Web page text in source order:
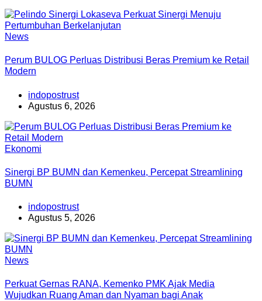
News
Perum BULOG Perluas Distribusi Beras Premium ke Retail
Modern
indopostrust
Agustus 6, 2026
Ekonomi
Sinergi BP BUMN dan Kemenkeu, Percepat Streamlining
BUMN
indopostrust
Agustus 5, 2026
News
Perkuat Gernas RANA, Kemenko PMK Ajak Media
Wujudkan Ruang Aman dan Nyaman bagi Anak